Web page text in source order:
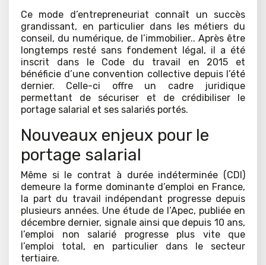
Ce mode d’entrepreneuriat connaît un succès
grandissant, en particulier dans les métiers du
conseil, du numérique, de l’immobilier.. Après être
longtemps resté sans fondement légal, il a été
inscrit dans le Code du travail en 2015 et
bénéficie d’une convention collective depuis l’été
dernier. Celle-ci offre un cadre juridique
permettant de sécuriser et de crédibiliser le
portage salarial et ses salariés portés.
Nouveaux enjeux pour le
portage salarial
Même si le contrat à durée indéterminée (CDI)
demeure la forme dominante d’emploi en France,
la part du travail indépendant progresse depuis
plusieurs années. Une étude de l’Apec, publiée en
décembre dernier, signale ainsi que depuis 10 ans,
l’emploi non salarié progresse plus vite que
l’emploi total, en particulier dans le secteur
tertiaire.